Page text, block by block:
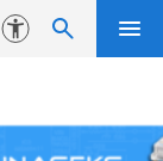
Juurdepääsetavus